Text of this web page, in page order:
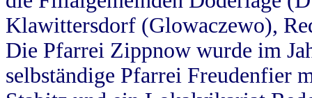
Klawittersdorf (Glowaczewo),
Die Pfarrei Zippnow wurde im
selbständige Pfarrei Freudenfier